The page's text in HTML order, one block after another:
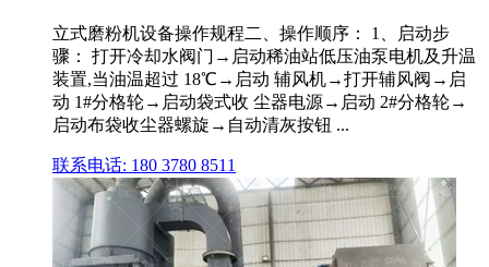
立式磨粉机设备操作规程二、操作顺序： 1、启动步
骤： 打开冷却水阀门→启动稀油站低压油泵电机及升温
装置,当油温超过 18℃→启动 辅风机→打开辅风阀→启
动 1#分格轮→启动袋式收 尘器电源→启动 2#分格轮→
启动布袋收尘器螺旋→自动清灰按钮 ...
联系电话: 180 3780 8511